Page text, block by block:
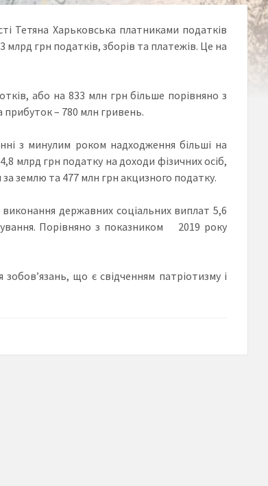
Тетяна Харьковська платниками податків
млрд грн податків, зборів та платежів. Це на
або на 833 млн грн більше порівняно з
– 780 млн гривень.
з минулим роком надходження більші на
млрд грн податку на доходи фізичних осіб,
землю та 477 млн грн акцизного податку.
виконання державних соціальних виплат 5,6
Порівняно з показником 2019 року
що є свідченням патріотизму і